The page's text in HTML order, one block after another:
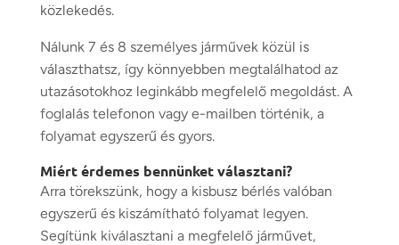
közlekedés.
Nálunk 7 és 8 személyes járművek közül is
választhatsz, így könnyebben megtalálhatod az
utazásotokhoz leginkább megfelelő megoldást. A
foglalás telefonon vagy e-mailben történik, a
folyamat egyszerű és gyors.
Miért érdemes bennünket választani?
Arra törekszünk, hogy a kisbusz bérlés valóban
egyszerű és kiszámítható folyamat legyen.
Segítünk kiválasztani a megfelelő járművet,